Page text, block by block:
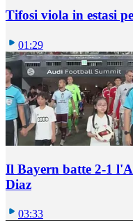
Tifosi viola in estasi
01:29
Il Bayern batte 2-1
Diaz
03:33